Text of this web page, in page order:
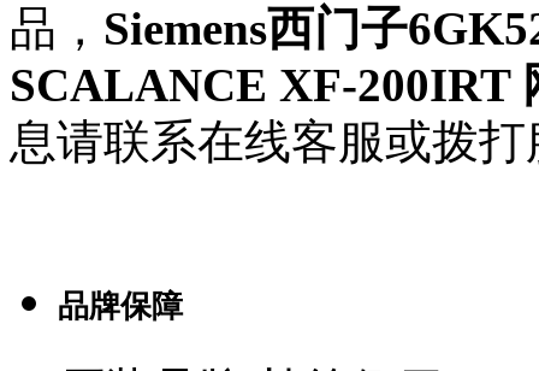
品， Siemens西门子
SCALANCE XF-200IRT
息请联系在线客服或拨
品牌保障